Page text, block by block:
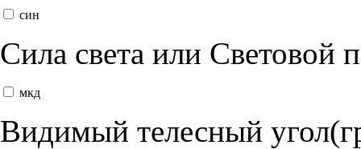
син
Сила света или Световой
мкд
Видимый телесный